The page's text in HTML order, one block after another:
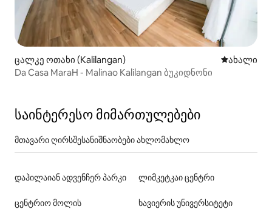
ცალკე ოთახი (Kalilangan) ახლად
ახალი
Da Casa MaraH - Malinao Kalilangan ბუკიდნონი
საინტერესო მიმართულებები
მთავარი ღირსშესანიშნაობები ახლომახლო
დაჰილაიან ადვენჩერ პარკი ლიმკეტკაი ცენტრი
ცენტრიო მოლის ხავიერის უნივერსიტეტი